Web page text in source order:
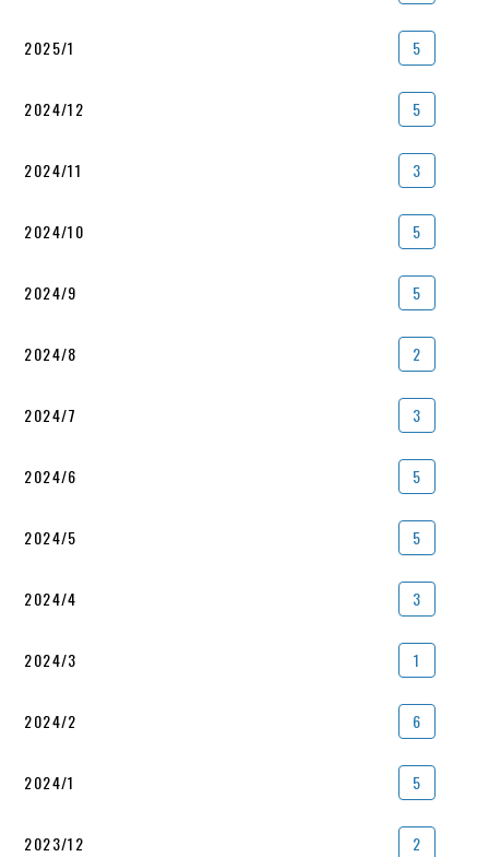
2025/1 5
2024/12 5
2024/11 3
2024/10 5
2024/9 5
2024/8 2
2024/7 3
2024/6 5
2024/5 5
2024/4 3
2024/3 1
2024/2 6
2024/1 5
2023/12 2